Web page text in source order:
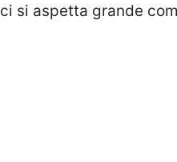
si aspetta grande